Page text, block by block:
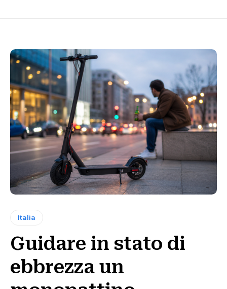
Italia
Guidare in stato di
ebbrezza un